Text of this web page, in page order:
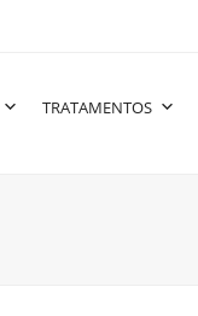
TRATAMENTOS